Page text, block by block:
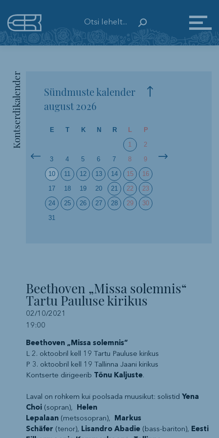
Kontserdikalender
Beethoven „Missa solemnis“
Tartu Pauluse kirikus
02/10/2021
19:00
Beethoven „Missa solemnis“
L 2. oktoobril kell 19 Tartu Pauluse kirikus
P 3. oktoobril kell 19 Tallinna Jaani kirikus
Kontserte dirigeerib Tõnu Kaljuste.
Laval on rohkem kui poolsada muusikut: solistid Yena
Choi(sopran), Helen
Lepalaan (metsosopran), Markus
Schäfer (tenor), Lisandro Abadie(bass-bariton), Eesti
Sündmuste kalender
august2026
E T K N R L
P
1
2
3
4 5 6 7 8
9
10
11 12 13 14 15
16
17
18 19 20 21 22
23
24
25 26 27 28 29
30
31